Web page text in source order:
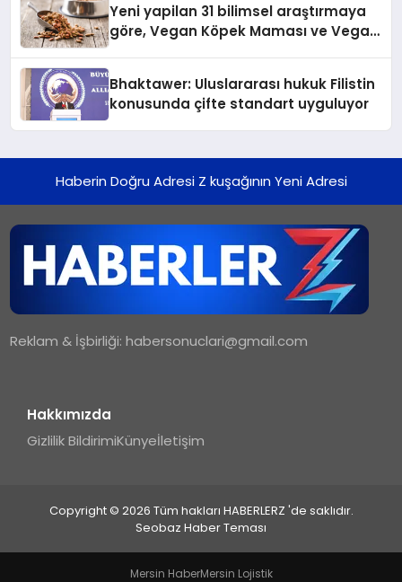
Yeni yapilan 31 bilimsel araştırmaya
göre, Vegan Köpek Maması ve Vegan
Bhaktawer: Uluslararası hukuk Filistin
konusunda çifte standart uyguluyor
Haberin Doğru Adresi Z kuşağının Yeni Adresi
Reklam & İşbirliği:habersonuclari@gmail.com
Hakkımızda
Gizlilik BildirimiKünyeİletişim
Copyright © 2026 Tüm hakları HABERLERZ 'de saklıdır.
Seobaz Haber Teması
Mersin HaberMersin Lojistik